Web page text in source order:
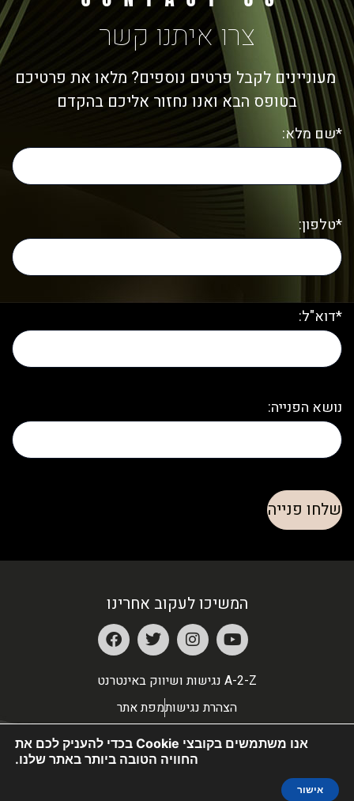
צרו איתנו קשר
מעוניינים לקבל פרטים נוספים? מלאו את פרטיכם
בטופס הבא ואנו נחזור אליכם בהקדם
*שם מלא:
*טלפון:
*דוא"ל:
נושא הפנייה:
המשיכו לעקוב אחרינו
A-2-Z נגישות ושיווק באינטרנט
הצהרת נגישותמפת אתר
אנו משתמשים בקובצי Cookie בכדי להעניק לכם את
החוויה הטובה ביותר באתר שלנו.
אישור